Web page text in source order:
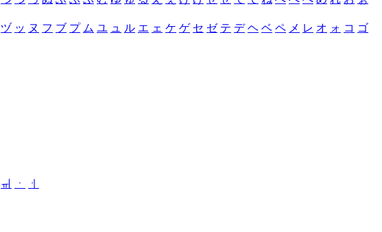
ヅ ッ ヌ フ ブ プ ム ユ ュ ル エ ェ ケ ゲ セ ゼ テ デ ヘ ベ ペ メ レ オ ォ コ ゴ
ㆌ ㆍ
ㆎ